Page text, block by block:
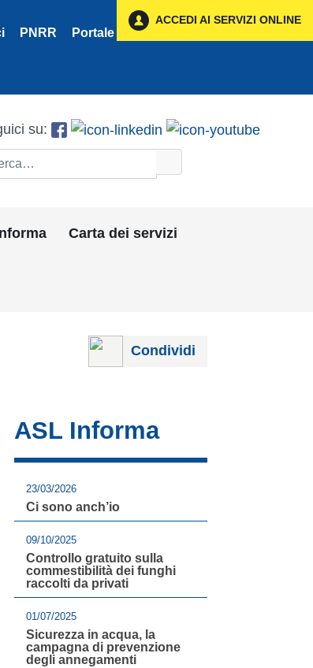
PNRR Portale Fornitori
ACCEDI AI SERVIZI ONLINE
su:
Carta dei servizi
Condividi
ASL Informa
23/03/2026
Ci sono anch’io
09/10/2025
Controllo gratuito sulla
commestibilità dei funghi
raccolti da privati
01/07/2025
Sicurezza in acqua, la
campagna di prevenzione
degli annegamenti